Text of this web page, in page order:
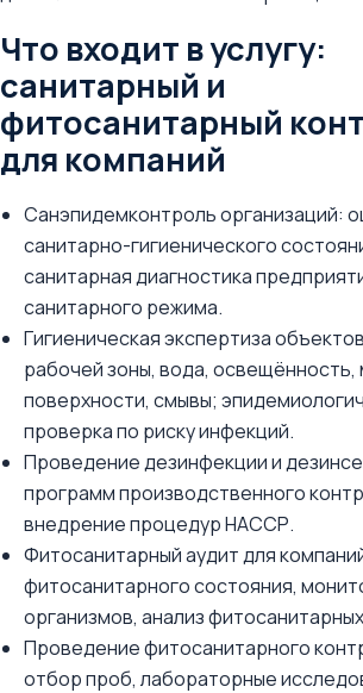
Что входит в услугу:
санитарный и
фитосанитарный
для компаний
Санэпидемконтроль организаций:
санитарно-гигиенического
санитарная диагностика
санитарного режима.
Гигиеническая экспертиза
рабочей зоны, вода, освещённость,
поверхности, смывы;
проверка по риску инфекций.
Проведение дезинфекции и
программ производственного
внедрение процедур НАССР.
Фитосанитарный аудит для
фитосанитарного состояния,
организмов, анализ
Проведение фитосанитарного
отбор проб, лабораторные